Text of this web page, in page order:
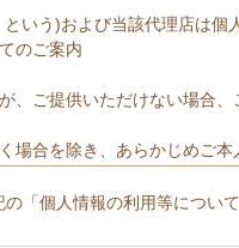
いう)および当該代理店は個
のご案内
、ご提供いただけない場合
場合を除き、あらかじめご
を個人情報保護体制につい
の「個人情報の利用等につい